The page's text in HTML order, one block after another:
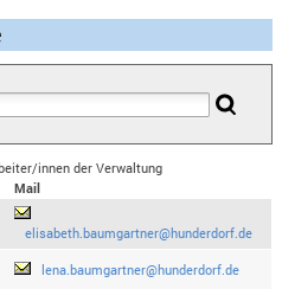
innen der Verwaltung
Mail
elisabeth.baumgartner@hunderdorf.de
lena.baumgartner@hunderdorf.de